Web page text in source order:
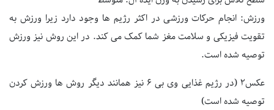
ورزش: انجام حرکات ورزشی در اکثر رژیم ها وجود دارد زیرا ورزش به
تقویت فیزیکی و سلامت مغز شما کمک می کند. در این روش نیز ورزش
توصیه شده است.
عکس2 (در رژیم غذایی وی بی 6 نیز همانند دیگر روش ها ورزش کردن
توصیه شده است)